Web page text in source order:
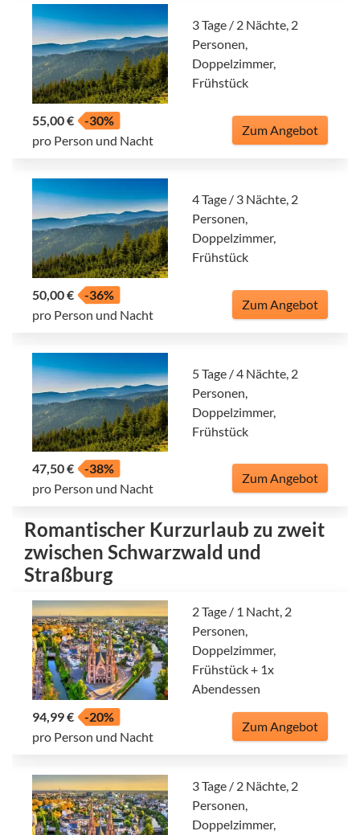
3 Tage / 2 Nächte, 2
Personen,
Doppelzimmer,
Frühstück
55,00 €
-30%
pro Person und Nacht
Zum Angebot
4 Tage / 3 Nächte, 2
Personen,
Doppelzimmer,
Frühstück
50,00 €
-36%
pro Person und Nacht
Zum Angebot
5 Tage / 4 Nächte, 2
Personen,
Doppelzimmer,
Frühstück
47,50 €
-38%
pro Person und Nacht
Zum Angebot
Romantischer Kurzurlaub zu zweit
zwischen Schwarzwald und
Straßburg
2 Tage / 1 Nacht, 2
Personen,
Doppelzimmer,
Frühstück + 1x
Abendessen
94,99 €
-20%
pro Person und Nacht
Zum Angebot
3 Tage / 2 Nächte, 2
Personen,
Doppelzimmer,